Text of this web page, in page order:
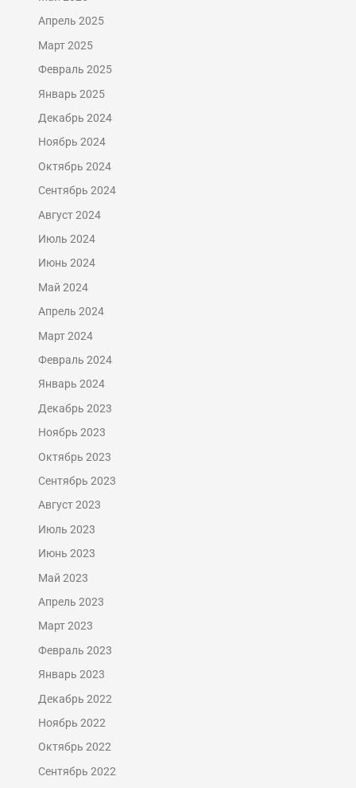
Апрель 2025
Март 2025
Февраль 2025
Январь 2025
Декабрь 2024
Ноябрь 2024
Октябрь 2024
Сентябрь 2024
Август 2024
Июль 2024
Июнь 2024
Май 2024
Апрель 2024
Март 2024
Февраль 2024
Январь 2024
Декабрь 2023
Ноябрь 2023
Октябрь 2023
Сентябрь 2023
Август 2023
Июль 2023
Июнь 2023
Май 2023
Апрель 2023
Март 2023
Февраль 2023
Январь 2023
Декабрь 2022
Ноябрь 2022
Октябрь 2022
Сентябрь 2022